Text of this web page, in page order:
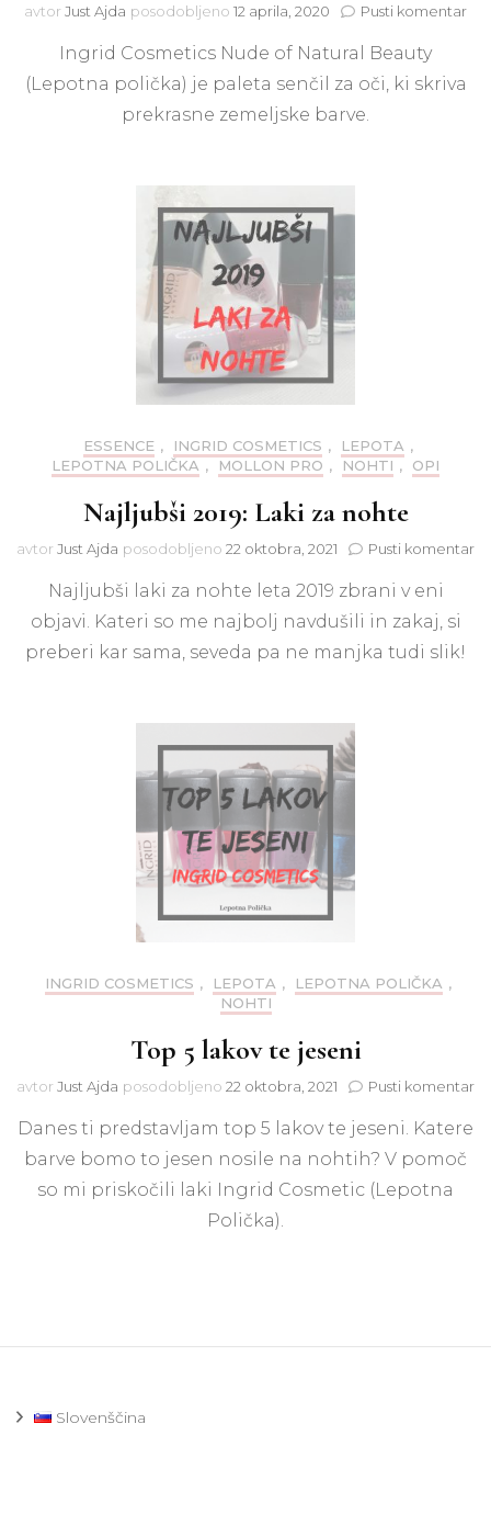
avtor Just Ajda posodobljeno 12 aprila, 2020 Pusti komentarna
Ingrid Cosmetics Nude of Natural Beauty
(Lepotna polička) je paleta senčil za oči, ki skriva
prekrasne zemeljske barve.
ESSENCE , INGRID COSMETICS , LEPOTA ,
LEPOTNA POLIČKA , MOLLON PRO , NOHTI , OPI
Najljubši 2019: Laki za nohte
avtor Just Ajda posodobljeno 22 oktobra, 2021 Pusti komentarna
Najljubši laki za nohte leta 2019 zbrani v eni
objavi. Kateri so me najbolj navdušili in zakaj, si
preberi kar sama, seveda pa ne manjka tudi slik!
INGRID COSMETICS , LEPOTA , LEPOTNA POLIČKA ,
NOHTI
Top 5 lakov te jeseni
avtor Just Ajda posodobljeno 22 oktobra, 2021 Pusti komentarna
Danes ti predstavljam top 5 lakov te jeseni. Katere
barve bomo to jesen nosile na nohtih? V pomoč
so mi priskočili laki Ingrid Cosmetic (Lepotna
Polička).
Slovenščina